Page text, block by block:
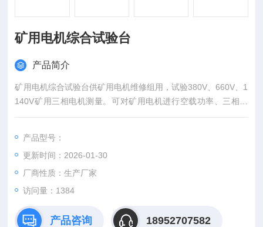
​矿用电机综合试验台
产品简介
​矿用电机综合试验台供矿用电机维修组用，试验380V、660V、1
140V矿用三相电机测量。可对矿用电机进行空载功率、三相电
压、空载三相电流、有功、无功功率、转速、温度及短路测试。
产品型号：
更新时间：2026-01-30
厂商性质：生产厂家
访问量：1384
产品咨询 18952707582